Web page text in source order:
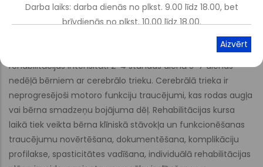
Atskaņot tekstu Viegli lasīt
rehabilitācijas intensitāti 2-4 stundas dienā 5-7 dienas
nedēļā bērniem ar cerebrālo trieku. Cerebrālā trieka ir
neprogresējoši motoro funkciju traucējumi, kas rodas augļa
vai bērna smadzeņu bojājuma dēļ. Rehabilitācijas kursa
laikā tiek veikta bērna klīniskā stāvokļa un funkcionēšanas
traucējumu novērtēšana, dokumentēšana, komplikāciju
profilakse, spasticitātes vadīšana, individuālā rehabilitācijas
Darba laiks: darba dienās no plkst. 9.00 līdz 18.00, bet
brīvdienās no plkst. 10.00 līdz 18.00.